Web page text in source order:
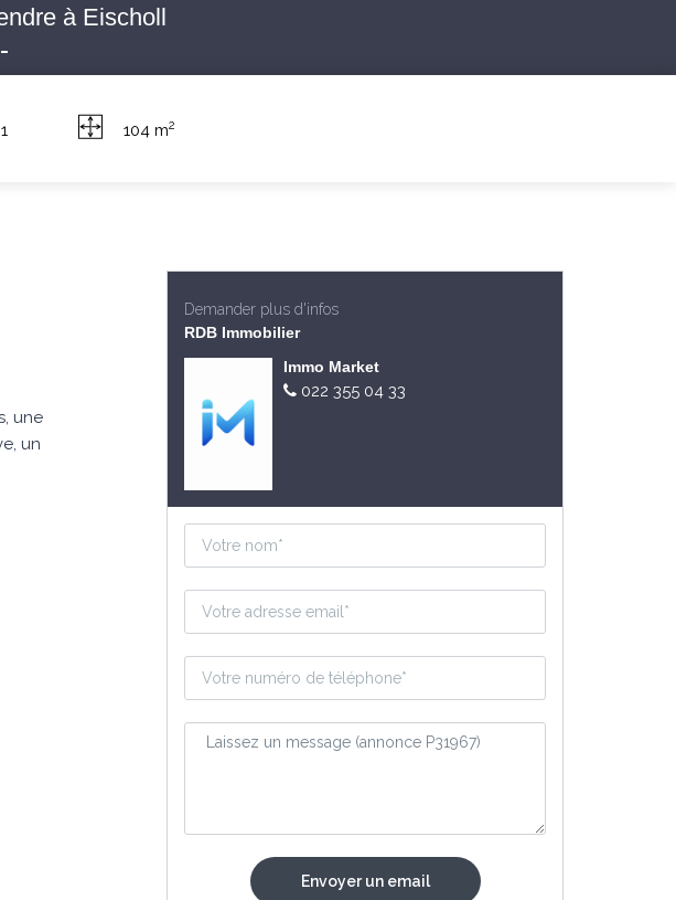
à Eischoll
1 104 m2
une
un
Demander plus d'infos
RDB Immobilier
Immo Market
022 355 04 33